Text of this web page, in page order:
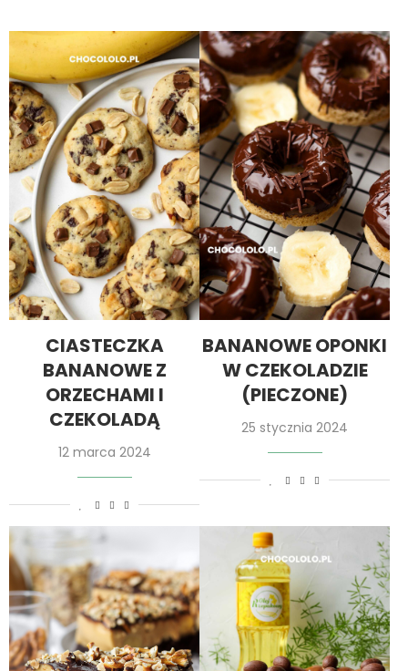
CIASTECZKA
BANANOWE Z
ORZECHAMI I
CZEKOLADĄ
12 marca 2024
BANANOWE OPONKI
W CZEKOLADZIE
(PIECZONE)
25 stycznia 2024